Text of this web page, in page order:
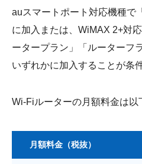
auスマートポート対応機種で
に加入または、WiMAX 2+対
ータープラン」「ルーターフ
いずれかに加入することが条
Wi-Fiルーターの月額料金は以
月額料金（税抜）